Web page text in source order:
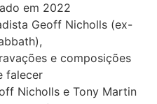
em 2022
Geoff Nicholls (ex-
e composições
falecer
Nicholls e Tony Martin